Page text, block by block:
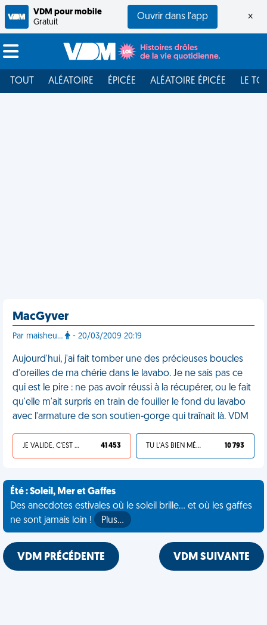
VDM pour mobile
Gratuit
Ouvrir dans l'app ×
TOUT ALÉATOIRE ÉPICÉE ALÉATOIRE ÉPICÉE LE
MacGyver
Par maisheu... - 20/03/2009 20:19
Aujourd'hui, j'ai fait tomber une des précieuses boucles
d'oreilles de ma chérie dans le lavabo. Je ne sais pas ce
qui est le pire : ne pas avoir réussi à la récupérer, ou le fait
qu'elle m'ait surpris en train de fouiller le fond du lavabo
avec l'armature de son soutien-gorge qui traînait là. VDM
JE VALIDE, C'EST UNE VDM 41 453 TU L'AS BIEN MÉRITÉ 10 793
Été : Soleil, Mer et Gaffes
Des anecdotes estivales où le soleil brille... et où les gaffes
ne sont jamais loin !
Plus…
VDM PRÉCÉDENTE VDM SUIVANTE